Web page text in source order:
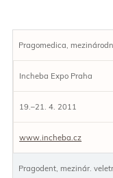
Pragomedica,
Incheba Expo Praha
19.–21. 4. 2011
www.incheba.cz
Pragodent, mezinár.